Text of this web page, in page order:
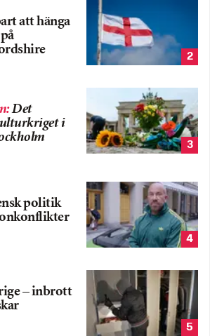
att hänga
2
:Det
i
3
politik
4
– inbrott
5